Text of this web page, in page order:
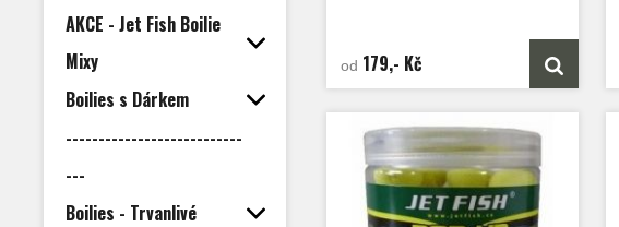
AKCE - Jet Fish Boilie
Mixy
Boilies s Dárkem
---------------------------
---
Boilies - Trvanlivé
od 179,- Kč